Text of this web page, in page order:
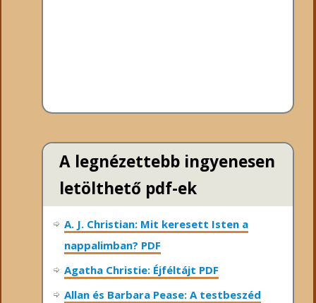
A legnézettebb ingyenesen
letölthető pdf-ek
A. J. Christian: Mit keresett Isten a
nappalimban? PDF
Agatha Christie: Éjféltájt PDF
Allan és Barbara Pease: A testbeszéd